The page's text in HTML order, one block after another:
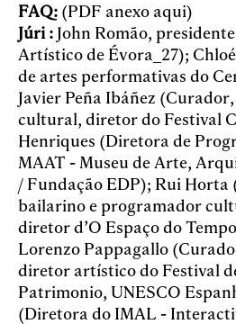
FAQ: (PDF anexo aqui)
Júri : John Romão,
Artístico de Évora_27);
de artes performativas do
Javier Peña Ibáñez
cultural, diretor do Festival
Henriques (Diretora de
MAAT - Museu de Arte,
/ Fundação EDP); Rui Horta
bailarino e programador
diretor d’O Espaço do
Lorenzo Pappagallo
diretor artístico do Festival
Patrimonio, UNESCO
(Diretora do IMAL -